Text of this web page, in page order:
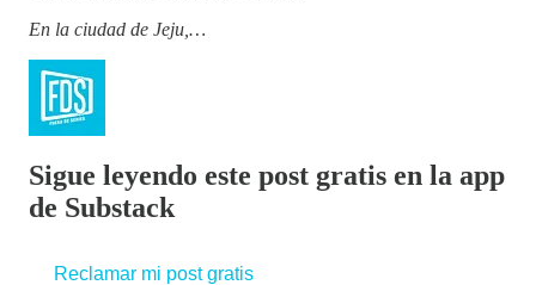
En la ciudad de Jeju,…
Sigue leyendo este post gratis en la app
de Substack
Reclamar mi post gratis